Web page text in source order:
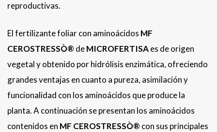
reproductivas.
El fertilizante foliar con aminoácidos MF
CEROSTRESSÒ® deMICROFERTISAes de origen
vegetal y obtenido por hidrólisis enzimática, ofreciendo
grandes ventajas en cuanto a pureza, asimilación y
funcionalidad con los aminoácidos que produce la
planta. A continuación se presentan los aminoácidos
contenidos en MF CEROSTRESSÒ® con sus principales